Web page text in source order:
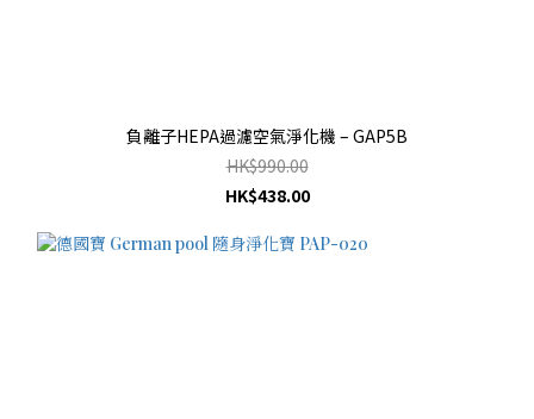
負離子HEPA過濾空氣淨化機 – GAP5B
HK$990.00
HK$438.00